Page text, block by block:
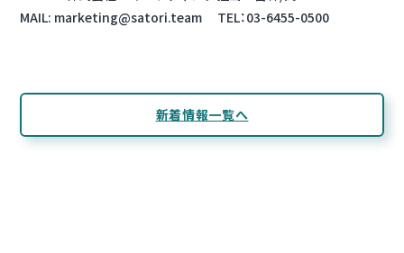
MAIL: marketing@satori.team TEL：03-6455-0500
新着情報一覧へ